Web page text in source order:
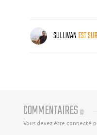
SULLIVANEST
COMMENTAIRES (0)
Vous devez être connecté